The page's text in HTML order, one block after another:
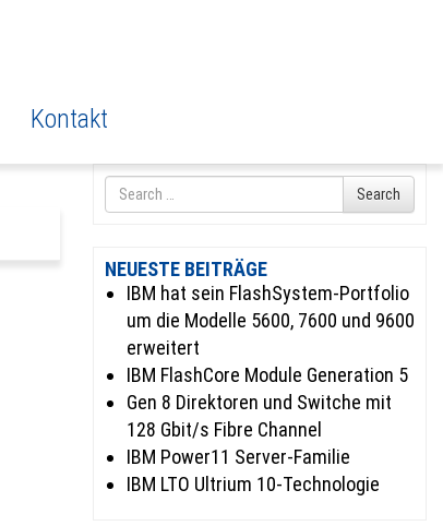
Kontakt
Search
for
Search
NEUESTE BEITRÄGE
IBM hat sein FlashSystem-Portfolio
um die Modelle 5600, 7600 und 9600
erweitert
IBM FlashCore Module Generation 5
Gen 8 Direktoren und Switche mit
128 Gbit/s Fibre Channel
IBM Power11 Server-Familie
IBM LTO Ultrium 10-Technologie